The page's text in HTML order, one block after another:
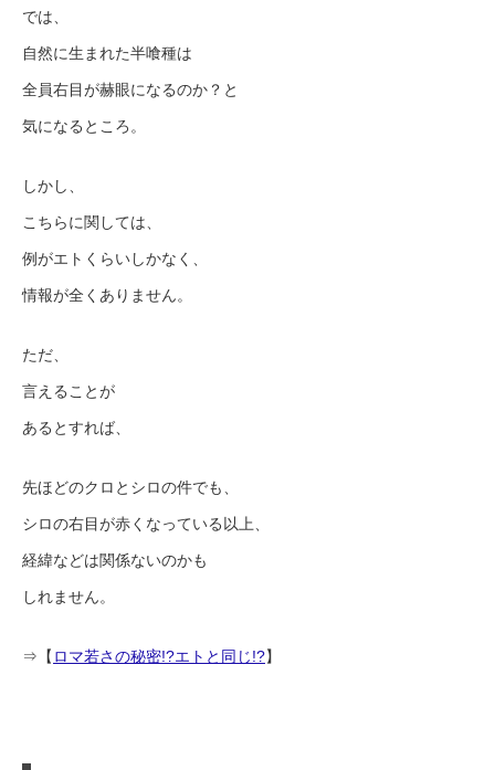
では、
自然に生まれた半喰種は
全員右目が赫眼になるのか？と
気になるところ。
しかし、
こちらに関しては、
例がエトくらいしかなく、
情報が全くありません。
ただ、
言えることが
あるとすれば、
先ほどのクロとシロの件でも、
シロの右目が赤くなっている以上、
経緯などは関係ないのかも
しれません。
⇒【 ロマ若さの秘密!?エトと同じ!?】